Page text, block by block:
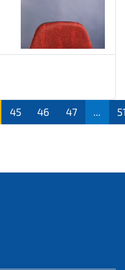
45 46 47